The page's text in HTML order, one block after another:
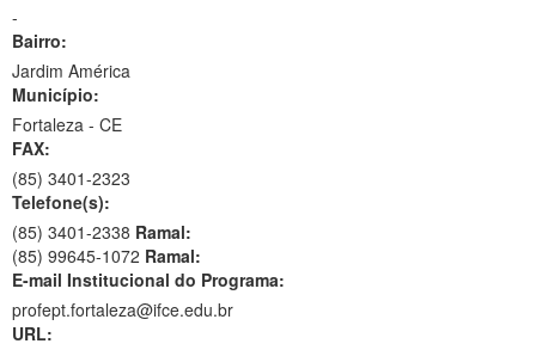
-
Bairro:
Jardim América
Município:
Fortaleza - CE
FAX:
(85) 3401-2323
Telefone(s):
(85) 3401-2338 Ramal:
(85) 99645-1072 Ramal:
E-mail Institucional do Programa:
profept.fortaleza@ifce.edu.br
URL: